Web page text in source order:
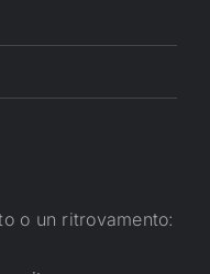
o un ritrovamento: